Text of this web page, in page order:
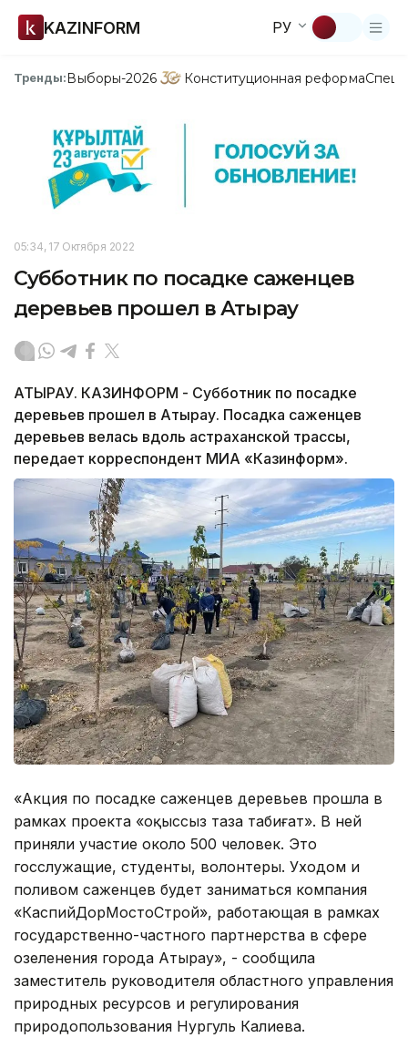
KAZINFORM РУ
Тренды:Выборы-2026 Конституционная реформа
05:34, 17 Октября 2022
Субботник по посадке саженцев
деревьев прошел в Атырау
АТЫРАУ. КАЗИНФОРМ - Субботник по посадке
деревьев прошел в Атырау. Посадка саженцев
деревьев велась вдоль астраханской трассы,
передает корреспондент МИА «Казинформ».
«Акция по посадке саженцев деревьев прошла в
рамках проекта «Қоқыссыз таза табиғат». В ней
приняли участие около 500 человек. Это
госслужащие, студенты, волонтеры. Уходом и
поливом саженцев будет заниматься компания
«КаспийДорМостоСтрой», работающая в рамках
государственно-частного партнерства в сфере
озеленения города Атырау», - сообщила
заместитель руководителя областного управления
природных ресурсов и регулирования
природопользования Нургуль Калиева.